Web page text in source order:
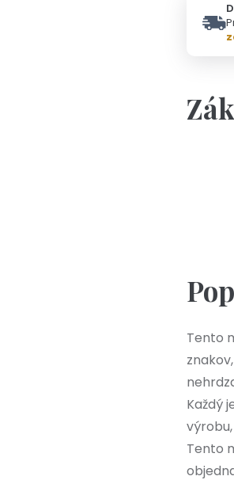
Tento
Každý
Tento